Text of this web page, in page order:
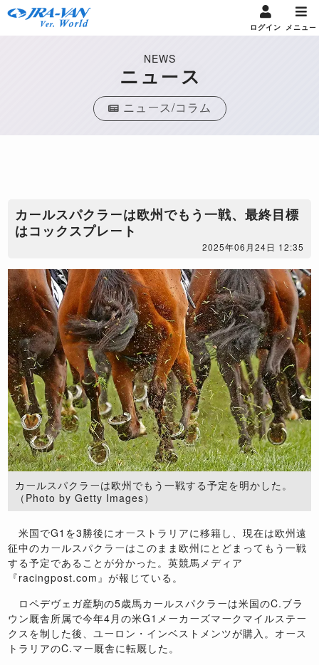
ログイン メニュー
NEWS
ニュース
ニュース/コラム
カールスパクラーは欧州でもう一戦、最終目標
はコックスプレート
2025年06月24日 12:35
カールスパクラーは欧州でもう一戦する予定を明かした。
（Photo by Getty Images）
米国でG1 を3勝後にオーストラリアに移籍し、現在は欧州遠
征中のカールスパクラーはこのまま欧州にとどまってもう一戦
する予定であることが分かった。英競馬メディア
『racingpost.com 』が報じている。
ロペデヴェガ産駒の5歳馬カールスパクラーは米国のC.ブラ
ウン厩舎所属で今年4 月の米G1 メーカーズマークマイルステー
クスを制した後、ユーロン・インベストメンツが購入。オース
トラリアのC.マー厩舎に転厩した。